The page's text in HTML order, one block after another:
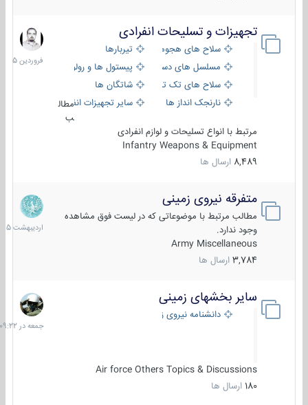
تجهیزات و تسلیحات انفرادی
سلاح های هجومی
تیربارها
مسلسل های دستی
پیستول ها و رولورها
سلاح های تک تیر اندازیشاتگان ها
نارنجک انداز ها
سایر تجهیزات انفرادی
مطال
ب
مرتبط با انواع تسلیحات و لوازم انفرادی
Infantry Weapons & Equipment
8,489 ارسال ها
17
1405
متفرقه نیروی زمینی
مطالب مرتبط با موضوعاتی که در لیست فوق مشاهده
وجود ندارد.
Army Miscellaneous
3,784 ارسال ها
27
1405
سایر بخشهای زمینی
دانشنامه نیروی زمینی
Air force Others Topics & Discussions
180 ارسال ها
جمعه
در
09:22